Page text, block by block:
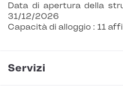
Data di apertura della
31/12/2026
Capacità di alloggio : 11
Servizi